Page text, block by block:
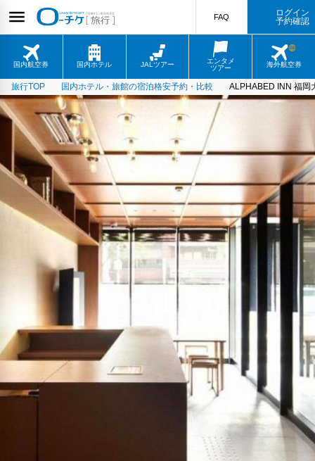
国内航空券 国内ホテル JALツアー
エンタメ
ツアー
海外航空券
FAQ
ログイン
予約確認
旅行TOP 国内ホテル・旅館の宿泊格安予約・比較 ALPHABED INN 福岡